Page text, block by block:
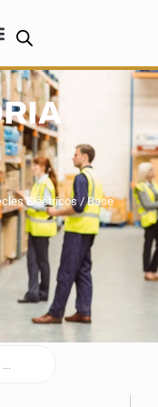
Eléctricos/ Base